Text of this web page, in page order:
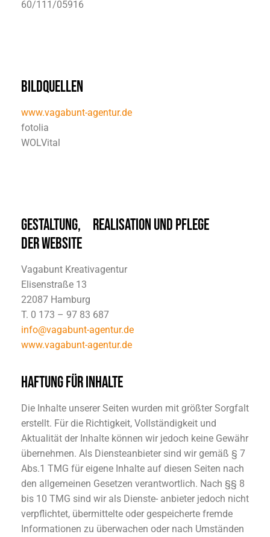
60/111/05916
BILDQUELLEN
www.vagabunt-agentur.de
fotolia
WOLVital
GESTALTUNG, REALISATION UND PFLEGE
DER WEBSITE
Vagabunt Kreativagentur
Elisenstraße 13
22087 Hamburg
T. 0 173 – 97 83 687
info@vagabunt-agentur.de
www.vagabunt-agentur.de
HAFTUNG FÜR INHALTE
Die Inhalte unserer Seiten wurden mit größter Sorgfalt
erstellt. Für die Richtigkeit, Vollständigkeit und
Aktualität der Inhalte können wir jedoch keine Gewähr
übernehmen. Als Diensteanbieter sind wir gemäß § 7
Abs.1 TMG für eigene Inhalte auf diesen Seiten nach
den allgemeinen Gesetzen verantwortlich. Nach §§ 8
bis 10 TMG sind wir als Dienste- anbieter jedoch nicht
verpflichtet, übermittelte oder gespeicherte fremde
Informationen zu überwachen oder nach Umständen